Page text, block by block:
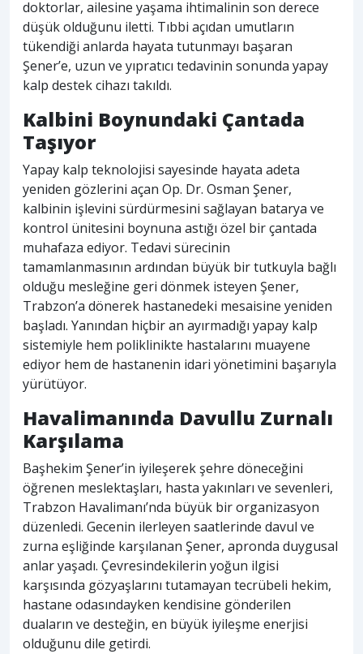
doktorlar, ailesine yaşama ihtimalinin son derece
düşük olduğunu iletti. Tıbbi açıdan umutların
tükendiği anlarda hayata tutunmayı başaran
Şener’e, uzun ve yıpratıcı tedavinin sonunda yapay
kalp destek cihazı takıldı.
Kalbini Boynundaki Çantada
Taşıyor
Yapay kalp teknolojisi sayesinde hayata adeta
yeniden gözlerini açan Op. Dr. Osman Şener,
kalbinin işlevini sürdürmesini sağlayan batarya ve
kontrol ünitesini boynuna astığı özel bir çantada
muhafaza ediyor. Tedavi sürecinin
tamamlanmasının ardından büyük bir tutkuyla bağlı
olduğu mesleğine geri dönmek isteyen Şener,
Trabzon’a dönerek hastanedeki mesaisine yeniden
başladı. Yanından hiçbir an ayırmadığı yapay kalp
sistemiyle hem poliklinikte hastalarını muayene
ediyor hem de hastanenin idari yönetimini başarıyla
yürütüyor.
Havalimanında Davullu Zurnalı
Karşılama
Başhekim Şener’in iyileşerek şehre döneceğini
öğrenen meslektaşları, hasta yakınları ve sevenleri,
Trabzon Havalimanı’nda büyük bir organizasyon
düzenledi. Gecenin ilerleyen saatlerinde davul ve
zurna eşliğinde karşılanan Şener, apronda duygusal
anlar yaşadı. Çevresindekilerin yoğun ilgisi
karşısında gözyaşlarını tutamayan tecrübeli hekim,
hastane odasındayken kendisine gönderilen
duaların ve desteğin, en büyük iyileşme enerjisi
olduğunu dile getirdi.